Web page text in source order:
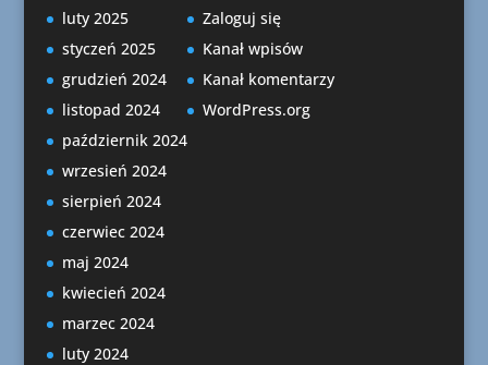
luty 2025
styczeń 2025
grudzień 2024
listopad 2024
październik 2024
wrzesień 2024
sierpień 2024
czerwiec 2024
maj 2024
kwiecień 2024
marzec 2024
luty 2024
Zaloguj się
Kanał wpisów
Kanał komentarzy
WordPress.org